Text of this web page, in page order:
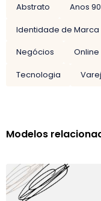
Abstrato Anos 90
Identidade de Marca
Negócios
Online
Tecnologia
Modelos